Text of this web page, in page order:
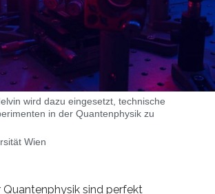
wird dazu eingesetzt, technische
in der Quantenphysik zu
Wien
Quantenphysik sind perfekt